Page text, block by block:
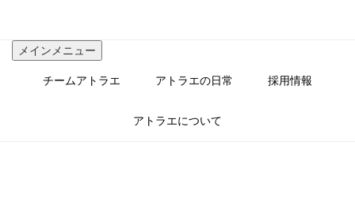
メインメニュー
チームアトラエ アトラエの日常 採用情報
アトラエについて